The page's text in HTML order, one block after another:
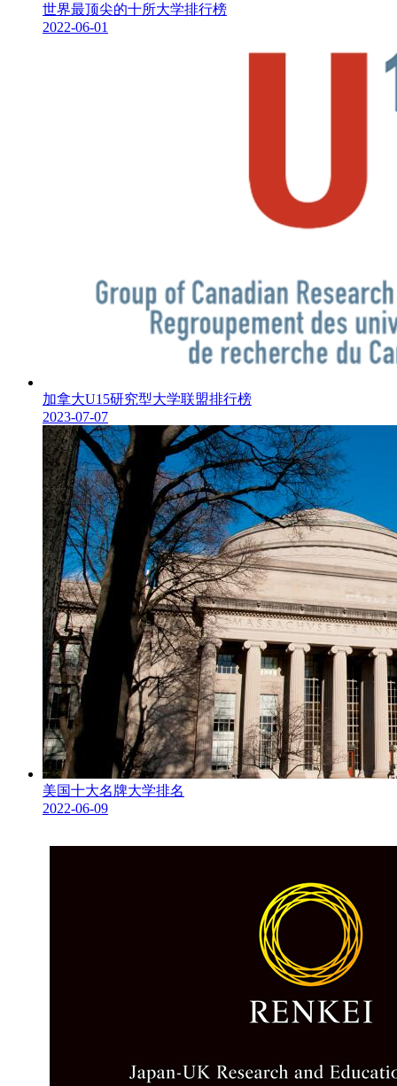
世界最顶尖的十所大学排行榜
2022-06-01
加拿大U15研究型大学联盟排行榜
2023-07-07
美国十大名牌大学排名
2022-06-09